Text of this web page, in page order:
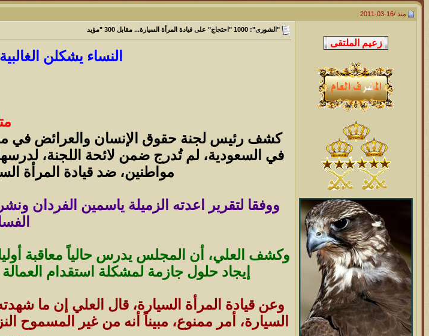
منذ /16-03-2011
"الشورى": 1000 "احتجاج" على قيادة المرأة السيارة... مقابل 300 "مؤيد
النساء يشكلن
كشف رئيس لجنة حقوق الإنسان والعرائض في
مواطنين، ضد قيادة المرأة
ووفقا لتقرير اعدته الزميلة ياسمين الفردان
وكشف العلي، أن المجلس يدرس حالياً معاقبة
إيجاد حلول جازمة لمشكلة استقدام العمالة
وعن قيادة المرأة السيارة، قال العلي إن ما
السيارة، أمر ممنوع، مبيناً أنه من غير المسموح